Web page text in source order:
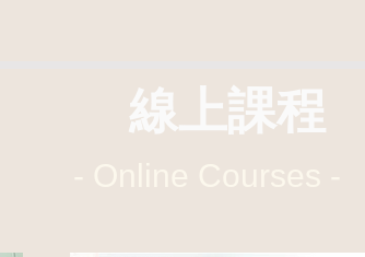
​線上課程